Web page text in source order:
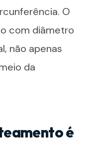
O
com diâmetro
não apenas
da
é